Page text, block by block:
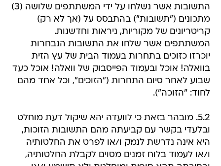
התשובות אשר נשלחו על ידי המשתתפים שלושה (3)
מתכונים ("תשובות") בהתבסס על (אך לא רק)
קריטריונים של מקוריות, ניראות וחדשנות.
המשתתפים אשר שלחו את התשובות הנבחרות
יוכרזו כזוכים בתחרות בעמוד הבית של עץ הזית
בוואלה! אוכל ובעמוד הפייסבוק של וואלה! אוכל כעד
שבוע לאחר סיום התחרות ("הזוכים", וכל אחד מהם
לחוד: "הזוכה").
5.2. מובהר בזאת כי לוועדה יהא שיקול דעת מוחלט
ובלעדי בקשר עם קביעתה מהם התשובות הזוכות,
היא אינה נדרשת לנמק ו/או לפרט את החלטותיה
ו/או לעמוד בלוח זמנים מסוים לקבלת החלטותיה,